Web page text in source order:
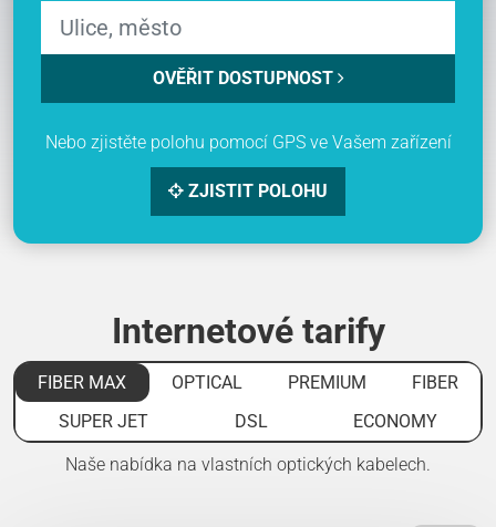
OVĚŘIT DOSTUPNOST
Nebo zjistěte polohu pomocí GPS ve Vašem zařízení
ZJISTIT POLOHU
Internetové tarify
FIBER MAX OPTICAL PREMIUM
FIBER
SUPER JET
DSL ECONOMY
Naše nabídka na vlastních optických kabelech.